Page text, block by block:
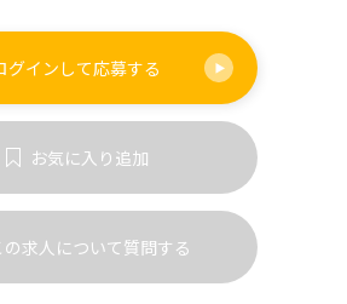
グインして応募する
お気に入り追加
の求人について質問する